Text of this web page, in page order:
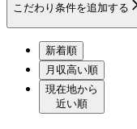
こだわり条件を追加する
新着順
月収高い順
現在地から
近い順